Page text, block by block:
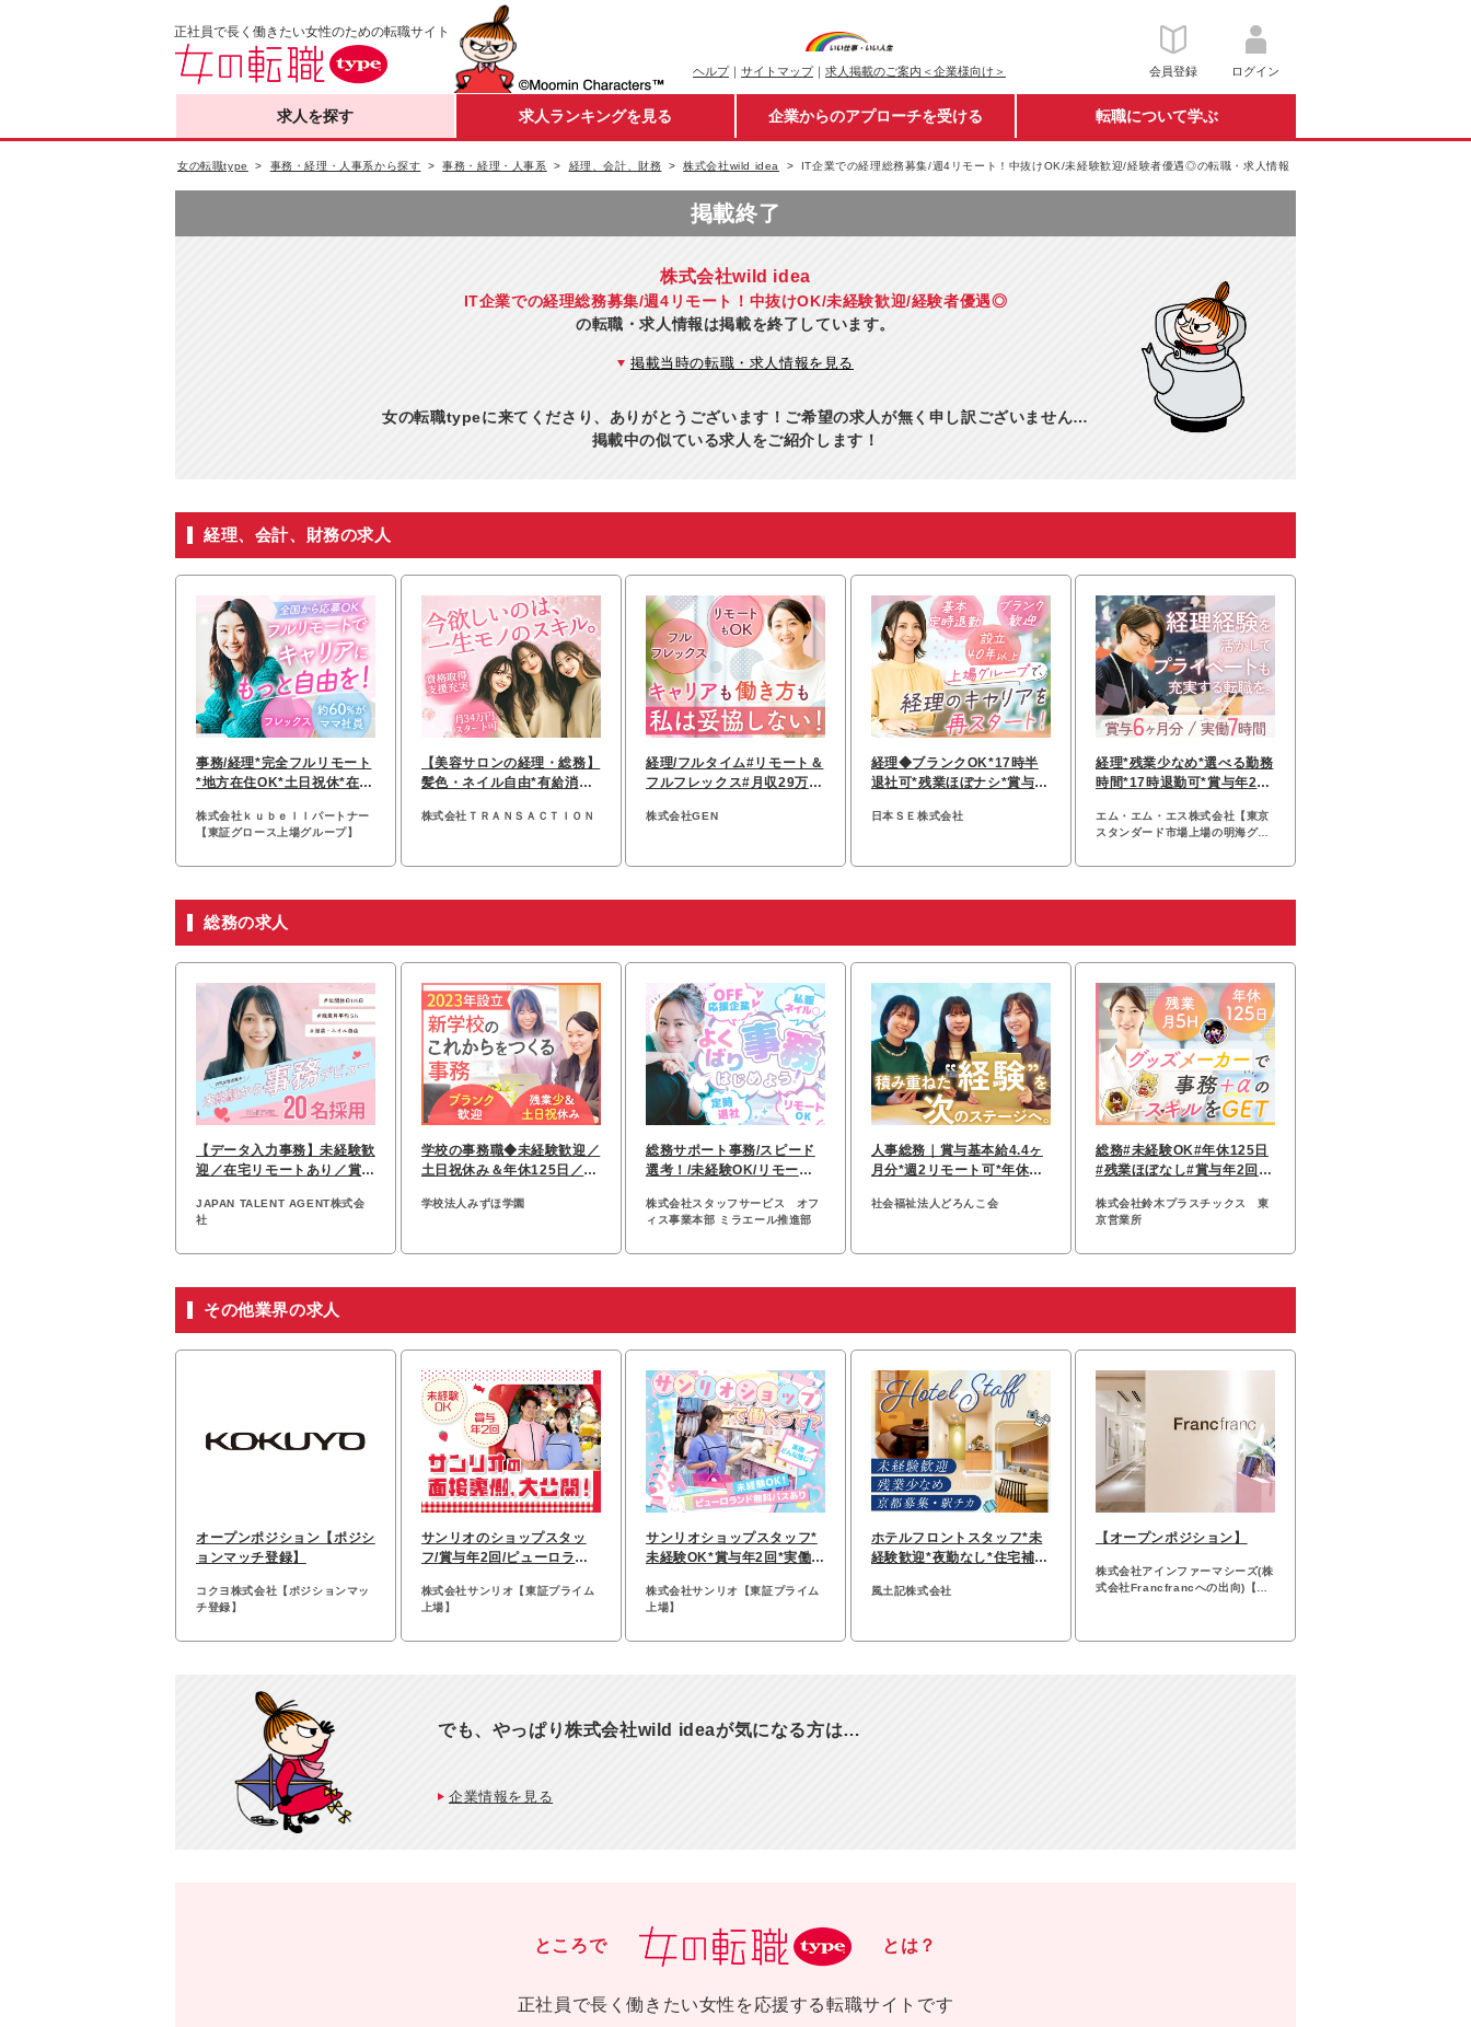
正社員で長く働きたい女性のための転職サイト
ヘルプ｜ サイトマップ｜ 求人掲載のご案内＜企業様向け＞ 会員登録 ログイン
求人を探す 求人ランキングを見る 企業からのアプローチを受ける 転職について学ぶ
女の転職type 事務・経理・人事系から探す 事務・経理・人事系 経理、会計、財務 株式会社wild idea IT企業での経理総務募集/週4リモート！中抜けOK/未経験歓迎/経験者優遇◎の転職・求人情報
掲載終了
株式会社wild idea
IT企業での経理総務募集/週4リモート！中抜けOK/未経験歓迎/経験者優遇◎
の転職・求人情報は掲載を終了しています。
掲載当時の転職・求人情報を見る
女の転職typeに来てくださり、ありがとうございます！ご希望の求人が無く申し訳ございません…
掲載中の似ている求人をご紹介します！
経理、会計、財務の求人
事務/経理*完全フルリモート
*地方在住OK*土日祝休*在宅
株式会社ｋｕｂｅｌｌパートナー
【東証グロース上場グループ】
【美容サロンの経理・総務】
髪色・ネイル自由*有給消化
株式会社ＴＲＡＮＳＡＣＴＩＯＮ
経理/フルタイム#リモート＆
フルフレックス#月収29万〜
株式会社GEN
経理◆ブランクOK*17時半
退社可*残業ほぼナシ*賞与3.
日本ＳＥ株式会社
経理*残業少なめ*選べる勤務
時間*17時退勤可*賞与年2回
エム・エム・エス株式会社【東京
スタンダード市場上場の明海グル
総務の求人
【データ入力事務】未経験歓
迎／在宅リモートあり／賞与
JAPAN TALENT AGENT株式会
社
学校の事務職◆未経験歓迎／
土日祝休み＆年休125日／残
学校法人みずほ学園
総務サポート事務/スピード
選考！/未経験OK/リモート
株式会社スタッフサービス オフ
ィス事業本部 ミラエール推進部
人事総務｜賞与基本給4.4ヶ
月分*週2リモート可*年休12
社会福祉法人どろんこ会
総務#未経験OK#年休125日
#残業ほぼなし#賞与年2回#
株式会社鈴木プラスチックス 東
京営業所
その他業界の求人
オープンポジション【ポジシ
ョンマッチ登録】
コクヨ株式会社【ポジションマッ
チ登録】
サンリオのショップスタッ
フ/賞与年2回/ピューロラン
株式会社サンリオ【東証プライム
上場】
サンリオショップスタッフ*
未経験OK*賞与年2回*実働7.
株式会社サンリオ【東証プライム
上場】
ホテルフロントスタッフ*未
経験歓迎*夜勤なし*住宅補助
風土記株式会社
【オープンポジション】
株式会社アインファーマシーズ(株
式会社Francfrancへの出向)【ポ
でも、やっぱり株式会社wild ideaが気になる方は…
企業情報を見る
ところで とは？
正社員で長く働きたい女性を応援する転職サイトです